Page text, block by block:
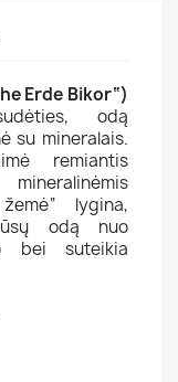
Erde Bikor“)
odą
su mineralais.
remiantis
lygina,
odą nuo
bei suteikia